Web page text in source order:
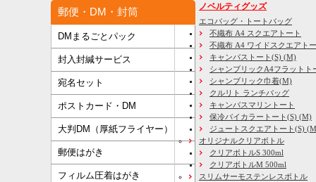
郵便・DM・封筒
DMまるごとパック
封入封緘サービス
宛名セット
ポストカード・DM
大判DM（厚紙フライヤー）
郵便はがき
フィルム圧着はがき
ノベルティグッズ
エコバッグ・トートバッグ
不織布 A4 スクエアトート
不織布 A4 ワイドスクエアト
キャンバストート(S) (M)
シャンブリックA4フラットト
シャンブリック巾着(M)
クルリト ランチバッグ
キャンバスマリントート
保冷バイカラートート(S) (M)
ジュートスクエアトート(S)
オリジナルクリアボトル
クリアボトルS 300ml
クリアボトルM 500ml
スリムサーモステンレスボトル